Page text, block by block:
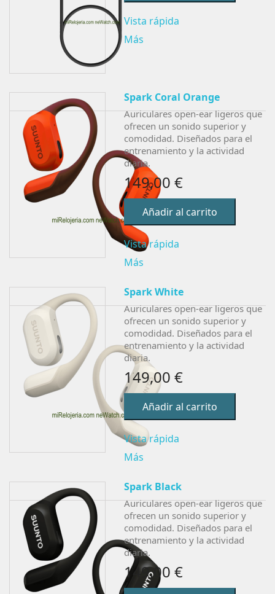
Vista rápida
Más
Spark Coral Orange
Auriculares open-ear ligeros que
ofrecen un sonido superior y
comodidad. Diseñados para el
entrenamiento y la actividad
diaria.
149,00 €
Añadir al carrito
Vista rápida
Más
Spark White
Auriculares open-ear ligeros que
ofrecen un sonido superior y
comodidad. Diseñados para el
entrenamiento y la actividad
diaria.
149,00 €
Añadir al carrito
Vista rápida
Más
Spark Black
Auriculares open-ear ligeros que
ofrecen un sonido superior y
comodidad. Diseñados para el
entrenamiento y la actividad
diaria.
149,00 €